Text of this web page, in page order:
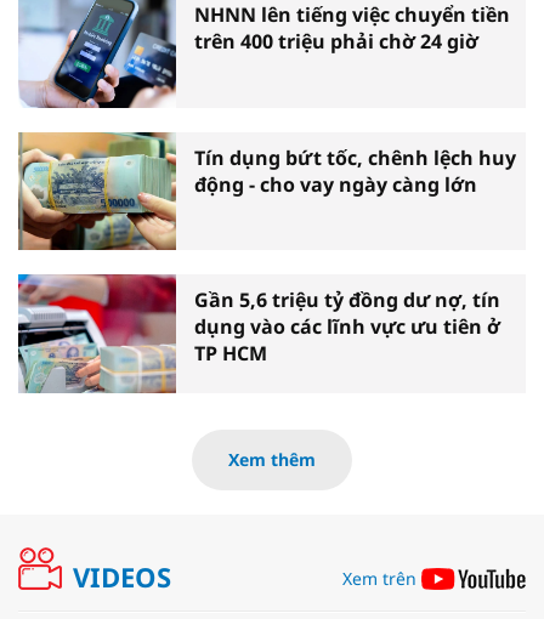
NHNN lên tiếng việc chuyển tiền
trên 400 triệu phải chờ 24 giờ
Tín dụng bứt tốc, chênh lệch huy
động - cho vay ngày càng lớn
Gần 5,6 triệu tỷ đồng dư nợ, tín
dụng vào các lĩnh vực ưu tiên ở
TP HCM
Xem thêm
VIDEOS Xem trên